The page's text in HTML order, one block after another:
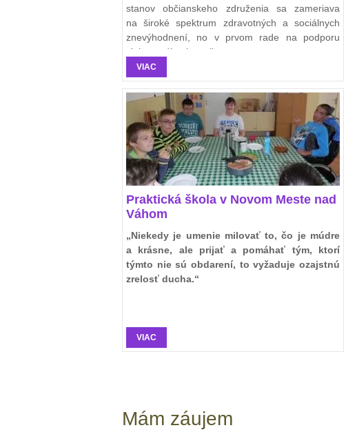
stanov občianskeho združenia sa zameriava
na široké spektrum zdravotných a sociálnych
znevýhodnení, no v prvom rade na podporu
týchto rodín ako celkov.
VIAC
Praktická škola v Novom Meste nad
Váhom
„Niekedy je umenie milovať to, čo je múdre
a krásne, ale prijať a pomáhať tým, ktorí
týmto nie sú obdarení, to vyžaduje ozajstnú
zrelosť ducha.“
VIAC
Mám záujem